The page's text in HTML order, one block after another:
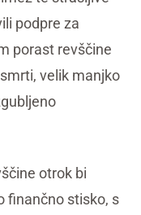
podpre za
porast revščine
velik manjko
otrok bi
finančno stisko, s